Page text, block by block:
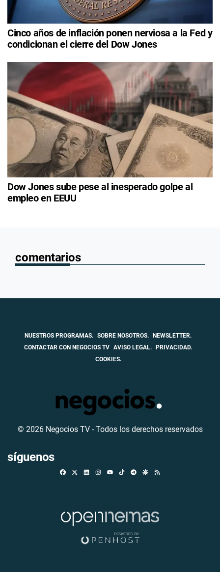
Cinco años de inflación ponen nerviosa a la Fed y
condicionan el cierre del Dow Jones
Dow Jones sube pese al inesperado golpe al
empleo en EEUU
comentarios
NUESTROS PROGRAMAS. SOBRE NOSOTROS. NEWSLETTER.
CONTACTAR CON NEGOCIOS TV AVISO LEGAL. PRIVACIDAD.
COOKIES.
© 2026 Negocios TV - Todos los derechos reservados
síguenos
FacebookLinkedinInstagramTikTokTelegramGoogle Discover